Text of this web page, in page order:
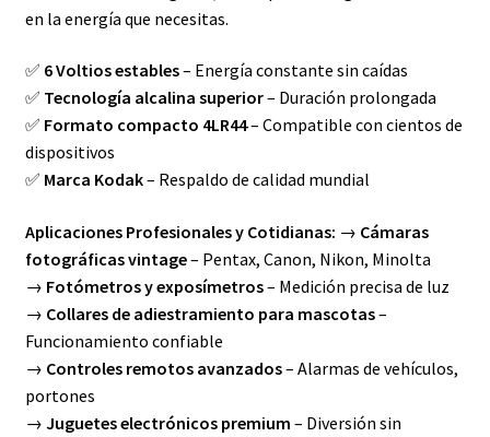
en la energía que necesitas.
✅ 6 Voltios estables– Energía constante sin caídas
✅ Tecnología alcalina superior– Duración prolongada
✅ Formato compacto 4LR44– Compatible con cientos de
dispositivos
✅ Marca Kodak– Respaldo de calidad mundial
Aplicaciones Profesionales y Cotidianas: → Cámaras
fotográficas vintage– Pentax, Canon, Nikon, Minolta
→ Fotómetros y exposímetros– Medición precisa de luz
→ Collares de adiestramiento para mascotas–
Funcionamiento confiable
→ Controles remotos avanzados– Alarmas de vehículos,
portones
→ Juguetes electrónicos premium – Diversión sin